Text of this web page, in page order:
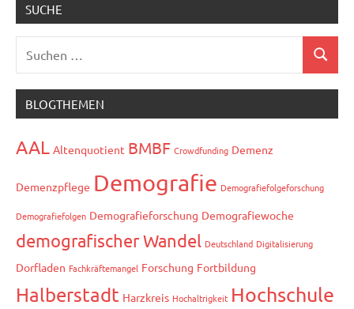
SUCHE
Suchen
BLOGTHEMEN
AAL Altenquotient BMBF Crowdfunding Demenz
Demenzpflege Demografie Demografiefolgeforschung
Demografiefolgen Demografieforschung Demografiewoche
demografischer Wandel Deutschland Digitalisierung
Dorfladen Fachkräftemangel Forschung Fortbildung
Halberstadt Harzkreis Hochaltrigkeit Hochschule